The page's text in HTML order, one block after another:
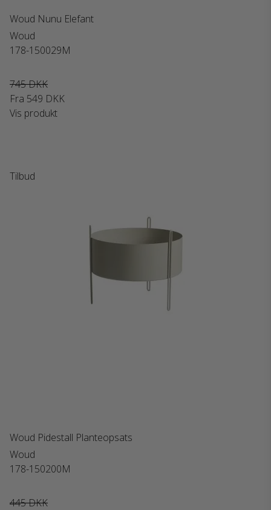
Woud Nunu Elefant
Woud
178-150029M
745 DKK
Fra 549 DKK
Vis produkt
Tilbud
Woud Pidestall Planteopsats
Woud
178-150200M
445 DKK